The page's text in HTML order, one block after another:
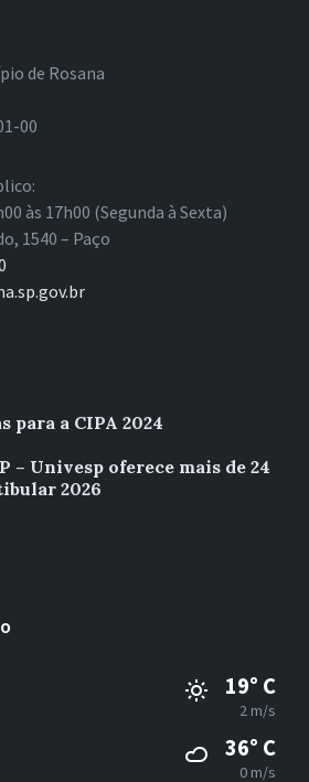
de Rosana
00
às 17h00 (Segunda à Sexta)
1540 – Paço
para a CIPA 2024
– Univesp oferece mais de 24
2026
19° C
2 m/s
36° C
0 m/s